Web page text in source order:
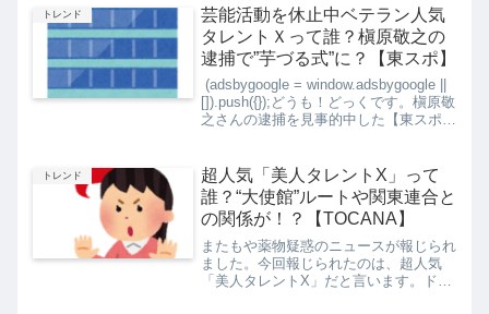
トレンド
芸能活動を休止中ベテラン人気
タレントＸって誰？槇原敬之の
逮捕で”芋づる式”に？【東スポ】
(adsbygoogle = window.adsbygoogle ||
[]).push({});どうも！どっくです。槇原敬
之さんの逮捕を見事的中した【東スポ】
止...
トレンド
超人気「美人タレントX」って
誰？“大使館”ルートや関東連合と
の関係が！？【TOCANA】
またもや薬物疑惑のニュースが報じられ
ました。今回報じられたのは、超人気
「美人タレントX」だと言います。ドラ